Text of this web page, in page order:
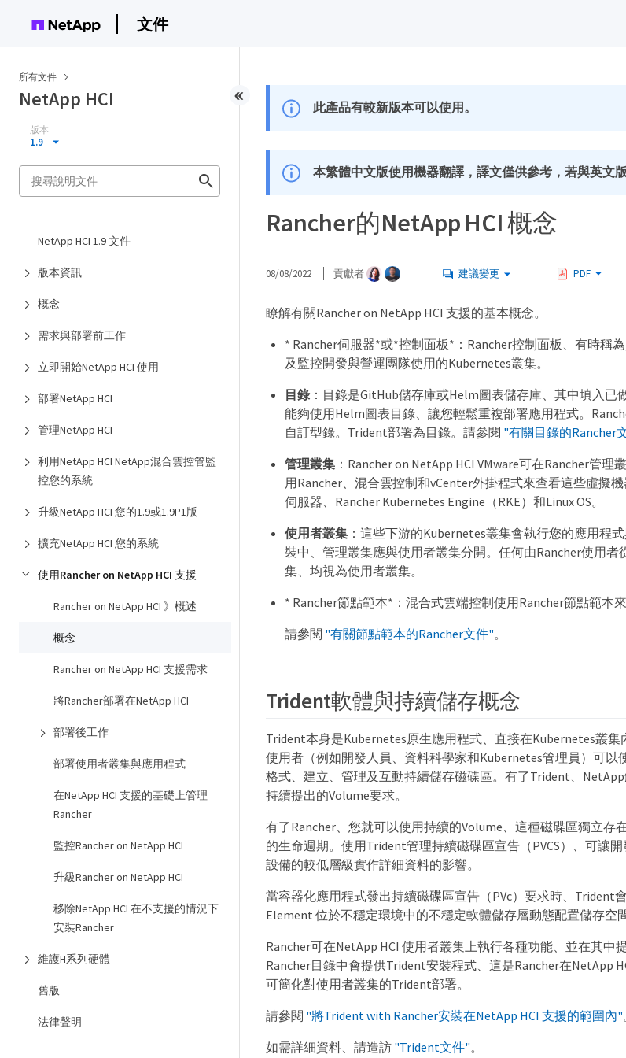
文件
所有文件
NetApp HCI
版本
1.9
NetApp HCI 1.9 文件
版本資訊
概念
需求與部署前工作
立即開始NetApp HCI 使用
部署NetApp HCI
管理NetApp HCI
利用NetApp HCI NetApp混合雲控管監
控您的系統
升級NetApp HCI 您的1.9或1.9P1版
擴充NetApp HCI 您的系統
使用Rancher on NetApp HCI 支援
Rancher on NetApp HCI 》概述
概念
Rancher on NetApp HCI 支援需求
將Rancher部署在NetApp HCI
部署後工作
部署使用者叢集與應用程式
在NetApp HCI 支援的基礎上管理
Rancher
監控Rancher on NetApp HCI
升級Rancher on NetApp HCI
移除NetApp HCI 在不支援的情況下
安裝Rancher
維護H系列硬體
舊版
法律聲明
此產品有較新版本可以使用。
本繁體中文版使用機器翻譯，譯文僅供參考，若與英文
Rancher的NetApp HCI 概念
08/08/2022 貢獻者 建議變更 PDF
瞭解有關Rancher on NetApp HCI 支援的基本概念。
* Rancher伺服器*或*控制面板*：Rancher控制面板、有時稱
及監控開發與營運團隊使用的Kubernetes叢集。
目錄：目錄是GitHub儲存庫或Helm圖表儲存庫、其中填入已
能夠使用Helm圖表目錄、讓您輕鬆重複部署應用程式。
自訂型錄。Trident部署為目錄。請參閱 "有關目錄的Rancher
管理叢集：Rancher on NetApp HCI VMware可在Rancher管
用Rancher、混合雲控制和vCenter外掛程式來查看這些虛擬
伺服器、Rancher Kubernetes Engine（RKE）和Linux OS。
使用者叢集：這些下游的Kubernetes叢集會執行您的應用程
裝中、管理叢集應與使用者叢集分開。任何由Rancher使用者
集、均視為使用者叢集。
* Rancher節點範本*：混合式雲端控制使用Rancher節點範本來
請參閱 "有關節點範本的Rancher文件"。
Trident軟體與持續儲存概念
Trident本身是Kubernetes原生應用程式、直接在Kubernetes叢
使用者（例如開發人員、資料科學家和Kubernetes管理員）可以
格式、建立、管理及互動持續儲存磁碟區。有了Trident、
持續提出的Volume要求。
有了Rancher、您就可以使用持續的Volume、這種磁碟區獨立存
的生命週期。使用Trident管理持續磁碟區宣告（PVCS）、可讓
設備的較低層級實作詳細資料的影響。
當容器化應用程式發出持續磁碟區宣告（PVc）要求時、Trident
Element 位於不穩定環境中的不穩定軟體儲存層動態配置儲存空間
Rancher可在NetApp HCI 使用者叢集上執行各種功能、並在其中
Rancher目錄中會提供Trident安裝程式、這是Rancher在NetApp
可簡化對使用者叢集的Trident部署。
請參閱 "將Trident with Rancher安裝在NetApp HCI 支援的範圍內"
如需詳細資料、請造訪 "Trident文件"。